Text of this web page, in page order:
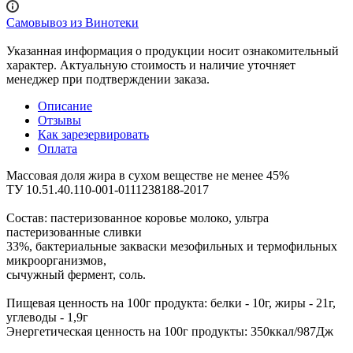
Самовывоз из Винотеки
Указанная информация о продукции носит ознакомительный
характер. Актуальную стоимость и наличие уточняет
менеджер при подтверждении заказа.
Описание
Отзывы
Как зарезервировать
Оплата
Массовая доля жира в сухом веществе не менее 45%
ТУ 10.51.40.110-001-0111238188-2017
Состав: пастеризованное коровье молоко, ультра
пастеризованные сливки
33%, бактериальные закваски мезофильных и термофильных
микроорганизмов,
сычужный фермент, соль.
Пищевая ценность на 100г продукта: белки - 10г, жиры - 21г,
углеводы - 1,9г
Энергетическая ценность на 100г продукты: 350ккал/987Дж